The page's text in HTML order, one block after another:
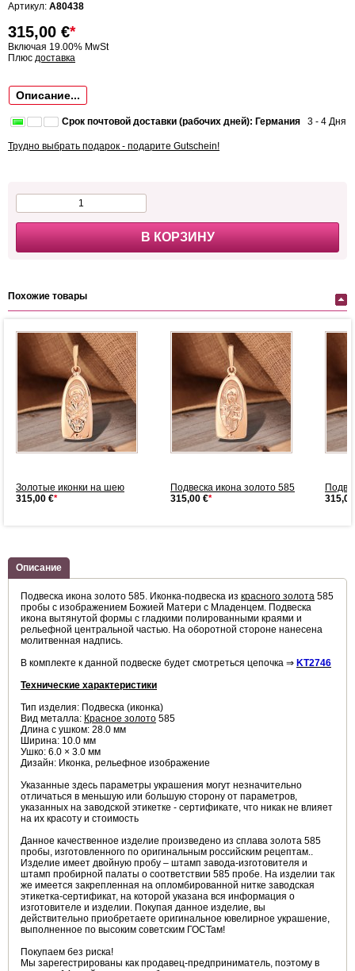
Артикул: A80438
315,00 €*
Включая 19.00% MwSt
Плюс доставка
Описание...
Срок почтовой доставки (рабочих дней): Германия 3 - 4 Дня
Трудно выбрать подарок - подарите Gutschein!
В КОРЗИНУ
Похожие товары
Золотые иконки на шею
315,00 €*
Подвеска икона золото 585
315,00 €*
Описание
Подвеска икона золото 585. Иконка-подвеска из красного золота 585
пробы с изображением Божией Матери с Младенцем. Подвеска
икона вытянутой формы с гладкими полированными краями и
рельефной центральной частью. На оборотной стороне нанесена
молитвенная надпись.
В комплекте к данной подвеске будет смотреться цепочка ⇒ KT2746
Технические характеристики
Тип изделия: Подвеска (иконка)
Вид металла: Красное золото 585
Длина с ушком: 28.0 мм
Ширина: 10.0 мм
Ушко: 6.0 × 3.0 мм
Дизайн: Иконка, рельефное изображение
Указанные здесь параметры украшения могут незначительно
отличаться в меньшую или большую сторону от параметров,
указанных на заводской этикетке - сертификате, что никак не влияет
на их красоту и стоимость
Данное качественное изделие произведено из сплава золота 585
пробы, изготовленного по оригинальным российским рецептам..
Изделие имеет двойную пробу – штамп завода-изготовителя и
штамп пробирной палаты о соответствии 585 пробе. На изделии так
же имеется закрепленная на опломбированной нитке заводская
этикетка-сертификат, на которой указана вся информация о
изготовителе и изделии. Покупая данное изделие, вы
действительно приобретаете оригинальное ювелирное украшение,
выполненное по высоким советским ГОСТам!
Покупаем без риска!
Мы зарегестрированы как продавец-предприниматель, поэтому в